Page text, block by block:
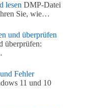
lesen DMP-Datei
Sie, wie…
und überprüfen
überprüfen:
Fehler
11 und 10